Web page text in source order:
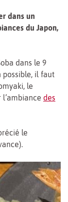
dans un
du Japon,
dans le 9
possible, il faut
le
des
le